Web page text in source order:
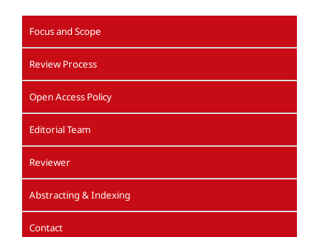
Focus and Scope
Review Process
Open Access Policy
Editorial Team
Reviewer
Abstracting & Indexing
Contact